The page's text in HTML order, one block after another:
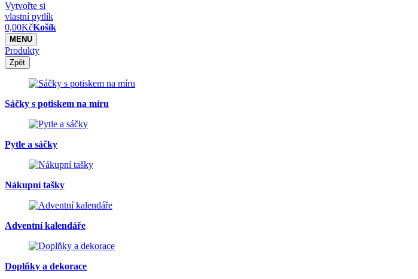
Vytvořte si
vlastní pytlík
0,00KčKošík
MENU
Produkty
Zpět
Sáčky s potiskem na míru
Pytle a sáčky
Nákupní tašky
Adventní kalendáře
Doplňky a dekorace